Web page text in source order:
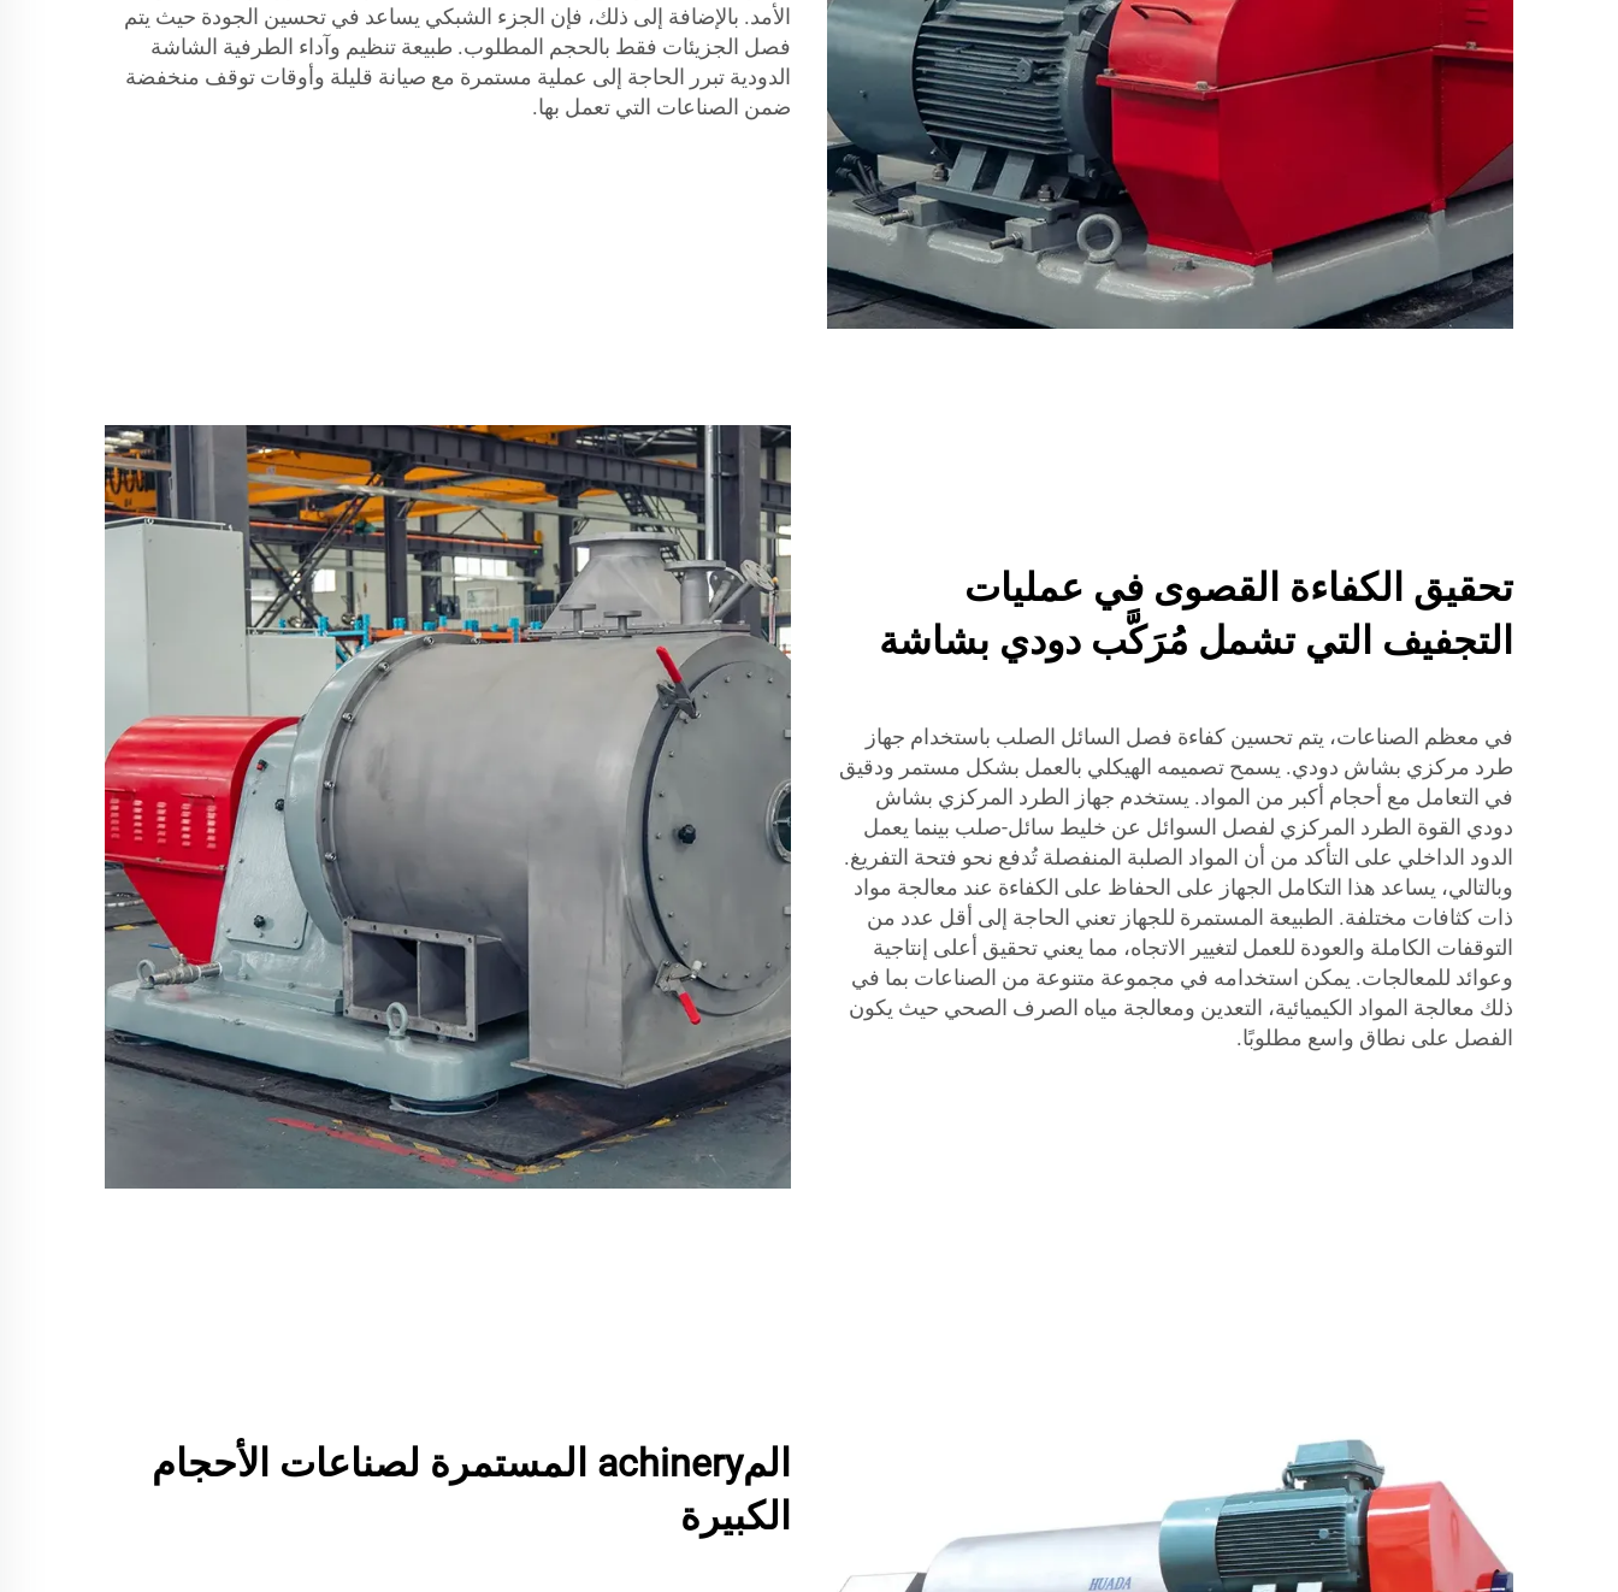
الأمد. بالإضافة إلى ذلك، فإن الجزء الشبكي يساعد في تحسين الجودة حيث يتم
فصل الجزيئات فقط بالحجم المطلوب. طبيعة تنظيم وآداء الطرفية الشاشة
الدودية تبرر الحاجة إلى عملية مستمرة مع صيانة قليلة وأوقات توقف منخفضة
ضمن الصناعات التي تعمل بها.
تحقيق الكفاءة القصوى في عمليات
التجفيف التي تشمل مُرَكَّب دودي بشاشة
في معظم الصناعات، يتم تحسين كفاءة فصل السائل الصلب باستخدام جهاز
طرد مركزي بشاش دودي. يسمح تصميمه الهيكلي بالعمل بشكل مستمر ودقيق
في التعامل مع أحجام أكبر من المواد. يستخدم جهاز الطرد المركزي بشاش
دودي القوة الطرد المركزي لفصل السوائل عن خليط سائل-صلب بينما يعمل
الدود الداخلي على التأكد من أن المواد الصلبة المنفصلة تُدفع نحو فتحة التفريغ.
وبالتالي، يساعد هذا التكامل الجهاز على الحفاظ على الكفاءة عند معالجة مواد
ذات كثافات مختلفة. الطبيعة المستمرة للجهاز تعني الحاجة إلى أقل عدد من
التوقفات الكاملة والعودة للعمل لتغيير الاتجاه، مما يعني تحقيق أعلى إنتاجية
وعوائد للمعالجات. يمكن استخدامه في مجموعة متنوعة من الصناعات بما في
ذلك معالجة المواد الكيميائية، التعدين ومعالجة مياه الصرف الصحي حيث يكون
الفصل على نطاق واسع مطلوبًا.
المachinery المستمرة لصناعات الأحجام
الكبيرة